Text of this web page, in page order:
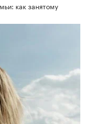
как занятому